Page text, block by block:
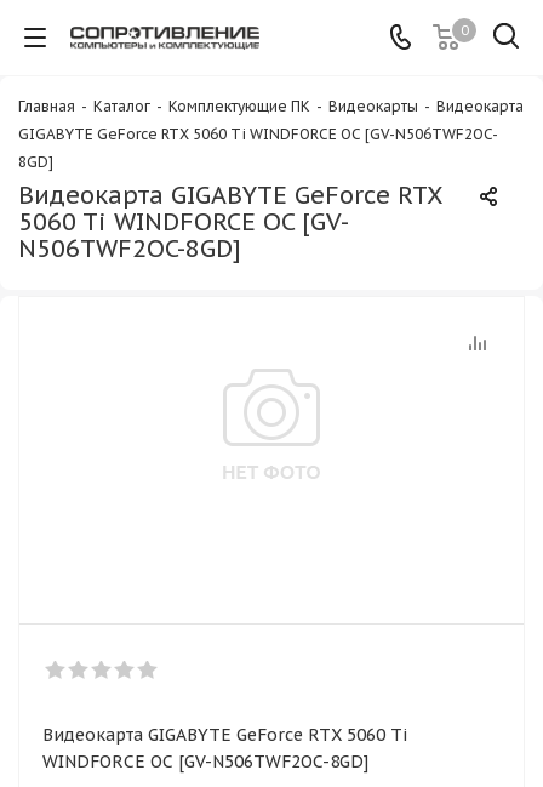
0
Главная - Каталог - Комплектующие ПК - Видеокарты - Видеокарта
GIGABYTE GeForce RTX 5060 Ti WINDFORCE OC [GV-N506TWF2OC-
8GD]
Видеокарта GIGABYTE GeForce RTX
5060 Ti WINDFORCE OC [GV-
N506TWF2OC-8GD]
Видеокарта GIGABYTE GeForce RTX 5060 Ti
WINDFORCE OC [GV-N506TWF2OC-8GD]